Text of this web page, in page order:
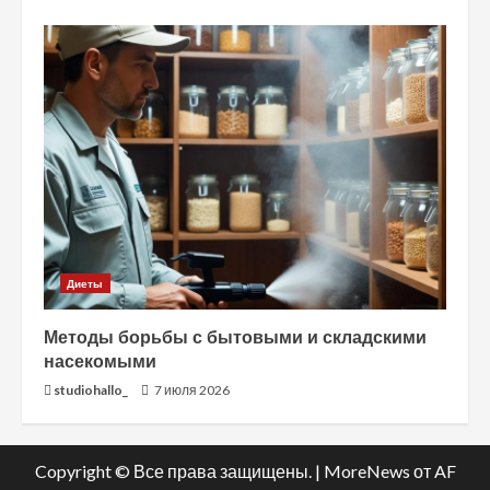
Диеты
Методы борьбы с бытовыми и складскими
насекомыми
studiohallo_ 7 июля 2026
Copyright © Все права защищены. | MoreNews от AF